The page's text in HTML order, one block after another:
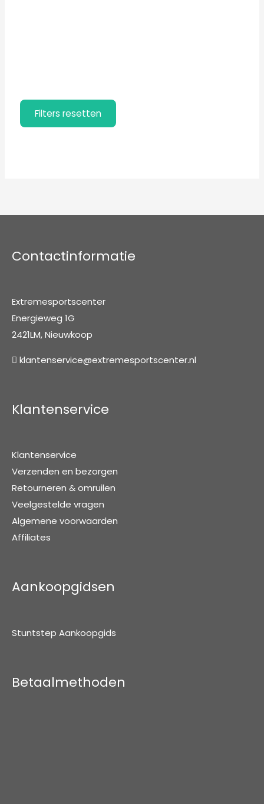
Filters resetten
Contactinformatie
Extremesportscenter
Energieweg 1G
2421LM, Nieuwkoop
klantenservice@extremesportscenter.nl
Klantenservice
Klantenservice
Verzenden en bezorgen
Retourneren & omruilen
Veelgestelde vragen
Algemene voorwaarden
Affiliates
Aankoopgidsen
Stuntstep Aankoopgids
Betaalmethoden